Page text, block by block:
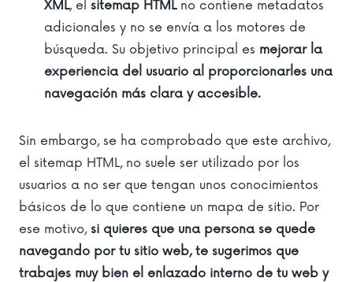
XML, el sitemap HTMLno contiene metadatos
adicionales y no se envía a los motores de
búsqueda. Su objetivo principal es mejorar la
experiencia del usuario al proporcionarles una
navegación más clara y accesible.
Sin embargo, se ha comprobado que este archivo,
el sitemap HTML, no suele ser utilizado por los
usuarios a no ser que tengan unos conocimientos
básicos de lo que contiene un mapa de sitio. Por
ese motivo, si quieres que una persona se quede
navegando por tu sitio web, te sugerimos que
trabajes muy bien el enlazado interno de tu web y